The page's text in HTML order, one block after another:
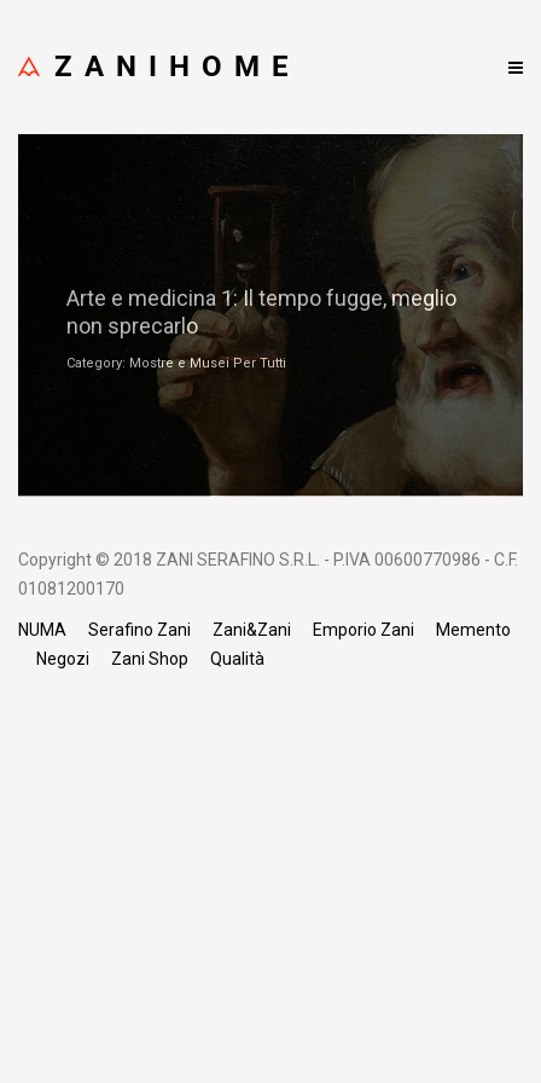
ZANIHOME
Arte e medicina 1: Il tempo fugge, meglio
non sprecarlo
Category: Mostre e Musei Per Tutti
Copyright © 2018 ZANI SERAFINO S.R.L. - P.IVA 00600770986 - C.F.
01081200170
NUMA Serafino Zani Zani&Zani Emporio Zani
Memento
Negozi
Zani Shop Qualità